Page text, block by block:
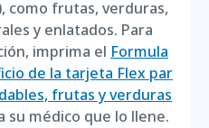
como frutas, verduras,
y enlatados. Para
imprima el Formula
de la tarjeta Flex par
frutas y verduras
su médico que lo llene.